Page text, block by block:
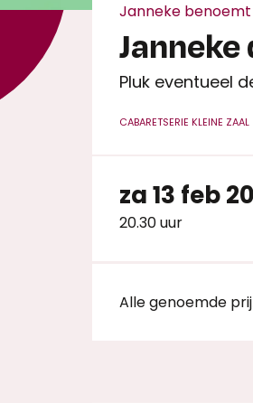
Janneke
Pluk eventueel
Janneke
CABARETSERIE KLEINE ZAAL
za 13 feb
20.30 uur
Alle genoemde